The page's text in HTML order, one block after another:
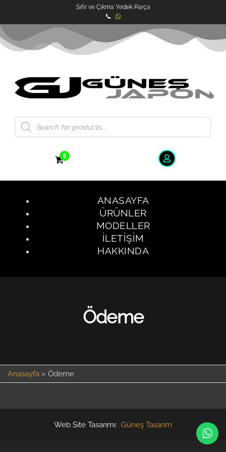
Sıfır ve Çıkma Yedek Parça
0
ANASAYFA
ÜRÜNLER
MODELLER
İLETIŞIM
HAKKINDA
Ödeme
Anasayfa » Ödeme
Web Site Tasarımı: Güneş Tasarım